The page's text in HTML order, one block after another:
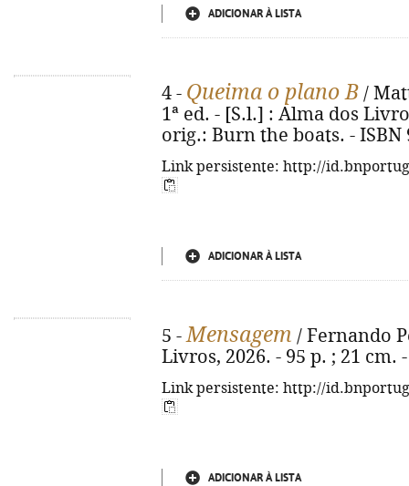
ADICIONAR À LISTA
4 - Queima o plano B /
1ª ed. - [S.l.] : Alma dos
orig.: Burn the boats. - ISBN
Link persistente: http://
ADICIONAR À LISTA
5 -Mensagem / Fernando
Livros, 2026. - 95 p. ; 21 cm.
Link persistente: http://
ADICIONAR À LISTA